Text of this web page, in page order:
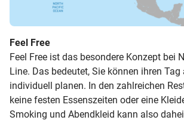
Feel Free
Feel Free ist das besondere Konzept bei
Line. Das bedeutet, Sie können ihren
individuell planen. In den zahlreichen
keine festen Essenszeiten oder eine
Smoking und Abendkleid kann also